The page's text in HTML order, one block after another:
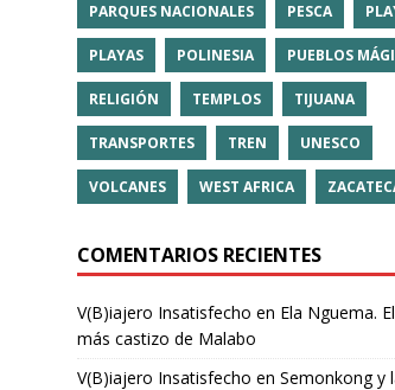
PARQUES NACIONALES PESCA
PLAYAS POLINESIA PUEBLOS
RELIGIÓN TEMPLOS TIJUANA
TRANSPORTES TREN UNESCO
VOLCANES WEST AFRICA
COMENTARIOS RECIENTES
V(B)iajero Insatisfecho en Ela Nguema.
más castizo de Malabo
V(B)iajero Insatisfecho en Semonkong y